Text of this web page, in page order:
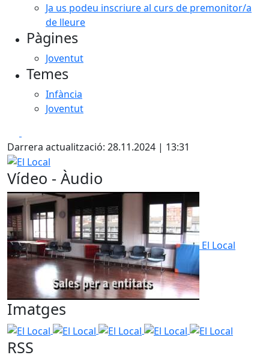
Ja us podeu inscriure al curs de premonitor/a
de lleure
Pàgines
Joventut
Temes
Infància
Joventut
Darrera actualització: 28.11.2024 | 13:31
El Local
Vídeo - Àudio
El Local
Imatges
El Local El Local El Local El Local El Local
RSS